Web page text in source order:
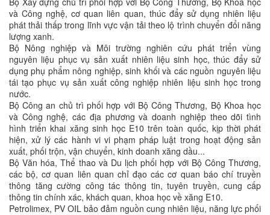
và Công nghệ, cơ quan liên quan, thúc đẩy sử dụng nhiên liệu
phát thải thấp trong lĩnh vực vận tải theo lộ trình chuyển đổi năng
lượng xanh.
Bộ Nông nghiệp và Môi trường nghiên cứu phát triển vùng
nguyên liệu phục vụ sản xuất nhiên liệu sinh học, thúc đẩy sử
dụng phụ phẩm nông nghiệp, sinh khối và các nguồn nguyên liệu
tái tạo phục vụ sản xuất công nghiệp nhiên liệu sinh học trong
nước.
Bộ Công an chủ trì phối hợp với Bộ Công Thương, Bộ Khoa học
và Công nghệ, các địa phương và doanh nghiệp theo dõi tình
hình triển khai xăng sinh học E10 trên toàn quốc, kịp thời phát
hiện, xử lý các hành vi vi phạm pháp luật trong hoạt động sản
xuất, phối trộn, vận chuyển, kinh doanh xăng dầu...
Bộ Văn hóa, Thể thao và Du lịch phối hợp với Bộ Công Thương,
các bộ, cơ quan liên quan chỉ đạo các cơ quan báo chí truyền
thông tăng cường công tác thông tin, tuyên truyền, cung cấp
thông tin chính xác, khách quan, khoa học về xăng E10.
Petrolimex, PV OIL bảo đảm nguồn cung nhiên liệu, năng lực phối